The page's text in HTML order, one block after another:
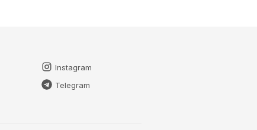
Instagram
Telegram